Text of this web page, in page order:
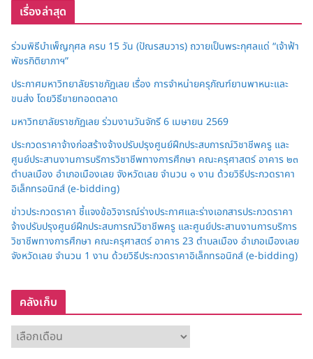
เรื่องล่าสุด
ร่วมพิธีบำเพ็ญกุศล ครบ 15 วัน (ปัณรสมวาร) ถวายเป็นพระกุศลแด่ “เจ้าฟ้า
พัชรกิติยาภาฯ”
ประกาศมหาวิทยาลัยราชภัฏเลย เรื่อง การจำหน่ายครุภัณฑ์ยานพาหนะและ
ขนส่ง โดยวิธีขายทอดตลาด
มหาวิทยาลัยราชภัฏเลย ร่วมงานวันจักรี 6 เมษายน 2569
ประกวดราคาจ้างก่อสร้างจ้างปรับปรุงศูนย์ฝึกประสบการณ์วิชาชีพครู และ
ศูนย์ประสานงานการบริการวิชาชีพทางการศึกษา คณะครุศาสตร์ อาคาร ๒๓
ตำบลเมือง อำเภอเมืองเลย จังหวัดเลย จำนวน ๑ งาน ด้วยวิธีประกวดราคา
อิเล็กทรอนิกส์ (e-bidding)
ข่าวประกวดราคา ชี้แจงข้อวิจารณ์ร่างประกาศและร่างเอกสารประกวดราคา
จ้างปรับปรุงศูนย์ฝึกประสบการณ์วิชาชีพครู และศูนย์ประสานงานการบริการ
วิชาชีพทางการศึกษา คณะครุศาสตร์ อาคาร 23 ตำบลเมือง อำเภอเมืองเลย
จังหวัดเลย จำนวน 1 งาน ด้วยวิธีประกวดราคาอิเล็กทรอนิกส์ (e-bidding)
คลังเก็บ
ลั